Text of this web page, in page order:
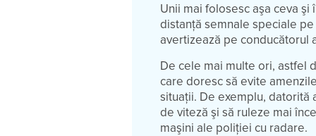
Unii mai folosesc aşa ceva
distanţă semnale speciale
avertizează pe conducătorul
De cele mai multe ori, astfel
care doresc să evite
situaţii. De exemplu, datorită
de viteză şi să ruleze mai
maşini ale poliţiei cu radare.